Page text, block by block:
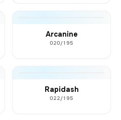
Arcanine
020/195
Rapidash
022/195